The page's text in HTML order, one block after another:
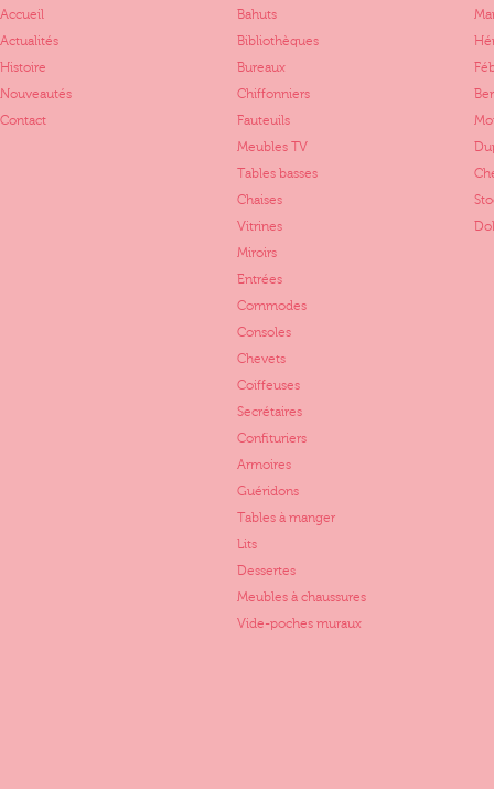
Accueil
Actualités
Histoire
Nouveautés
Contact
Bahuts
Bibliothèques
Bureaux
Chiffonniers
Fauteuils
Meubles TV
Tables basses
Chaises
Vitrines
Miroirs
Entrées
Commodes
Consoles
Chevets
Coiffeuses
Secrétaires
Confituriers
Armoires
Guéridons
Tables à manger
Lits
Dessertes
Meubles à chaussures
Vide-poches muraux